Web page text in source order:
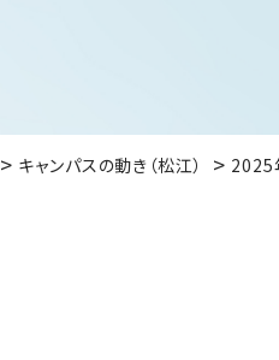
キャンパスの動き（松江） 2025